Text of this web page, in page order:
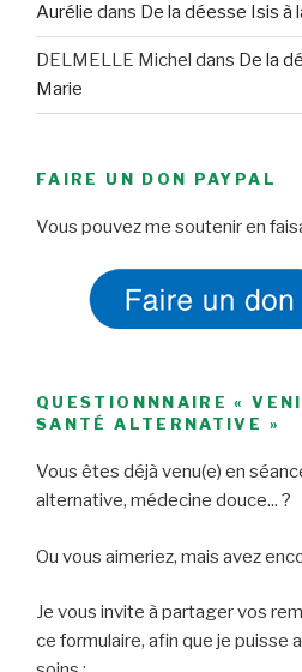
Aurélie dans De la déesse Isis à
DELMELLE Michel dans De la
Marie
FAIRE UN DON PAYPAL
Vous pouvez me soutenir en
QUESTIONNNAIRE «
SANTÉ ALTERNATIVE »
Vous êtes déjà venu(e) en
alternative, médecine douce... ?
Ou vous aimeriez, mais avez
Je vous invite à partager vos
ce formulaire, afin que je puisse